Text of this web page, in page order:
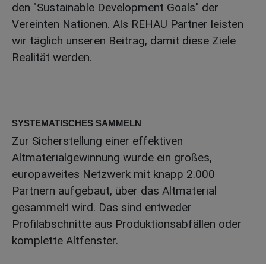
den "Sustainable Development Goals" der
Vereinten Nationen. Als REHAU Partner leisten
wir täglich unseren Beitrag, damit diese Ziele
Realität werden.
SYSTEMATISCHES SAMMELN
Zur Sicherstellung einer effektiven
Altmaterialgewinnung wurde ein großes,
europaweites Netzwerk mit knapp 2.000
Partnern aufgebaut, über das Altmaterial
gesammelt wird. Das sind entweder
Profilabschnitte aus Produktionsabfällen oder
komplette Altfenster.